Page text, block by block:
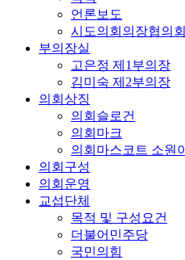
언론보도
시도의회의장협의회
부의장실
고은정 제1부의장
김미숙 제2부의장
의회상징
의회슬로건
의회마크
의회마스코트 소원이
의회구성
의회운영
교섭단체
목적 및 구성요건
더불어민주당
국민의힘